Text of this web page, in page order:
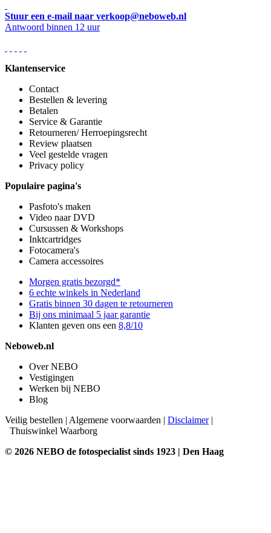
Stuur een e-mail naar verkoop@neboweb.nl
Antwoord binnen 12 uur
Klantenservice
Contact
Bestellen & levering
Betalen
Service & Garantie
Retourneren/ Herroepingsrecht
Review plaatsen
Veel gestelde vragen
Privacy policy
Populaire pagina's
Pasfoto's maken
Video naar DVD
Cursussen & Workshops
Inktcartridges
Fotocamera's
Camera accessoires
Morgen gratis bezorgd*
6 echte winkels in Nederland
Gratis binnen 30 dagen te retourneren
Bij ons minimaal 5 jaar garantie
Klanten geven ons een 8,8/10
Neboweb.nl
Over NEBO
Vestigingen
Werken bij NEBO
Blog
Veilig bestellen | Algemene voorwaarden | Disclaimer|
Thuiswinkel Waarborg
© 2026 NEBO de fotospecialist sinds 1923 | Den Haag